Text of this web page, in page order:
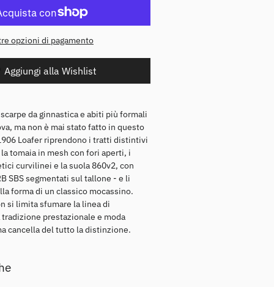
Shirt
opzioni di pagamento
Aggiungi alla Wishlist
da ginnastica e abiti più formali
ma non è mai stato fatto in questo
Loafer riprendono i tratti distintivi
tomaia in mesh con fori aperti, i
curvilinei e la suola 860v2, con
SBS segmentati sul tallone - e li
forma di un classico mocassino.
si limita sfumare la linea di
prestazionale e moda
cancella del tutto la distinzione.